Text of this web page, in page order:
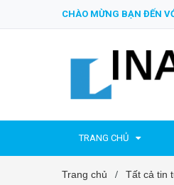
CHÀO MỪNG BẠN ĐẾN
TRANG CHỦ
Trang chủ / Tất cả tin